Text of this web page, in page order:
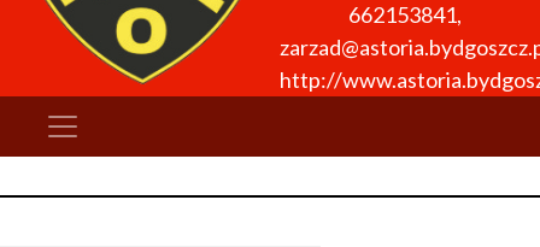
662153841,
http://